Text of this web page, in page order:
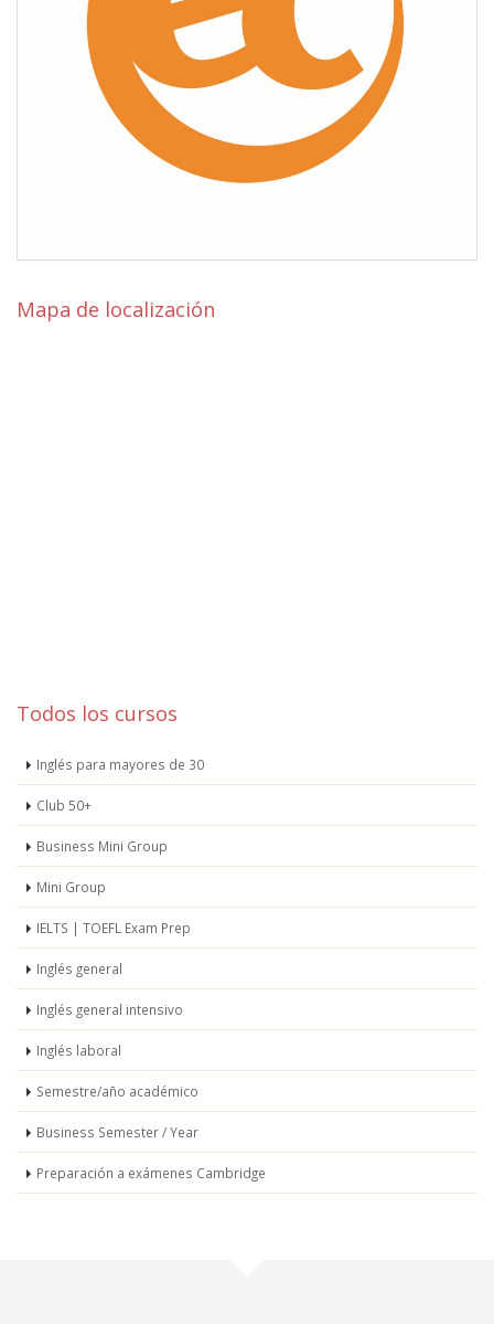
Mapa de localización
Todos los cursos
Inglés para mayores de 30
Club 50+
Business Mini Group
Mini Group
IELTS | TOEFL Exam Prep
Inglés general
Inglés general intensivo
Inglés laboral
Semestre/año académico
Business Semester / Year
Preparación a exámenes Cambridge